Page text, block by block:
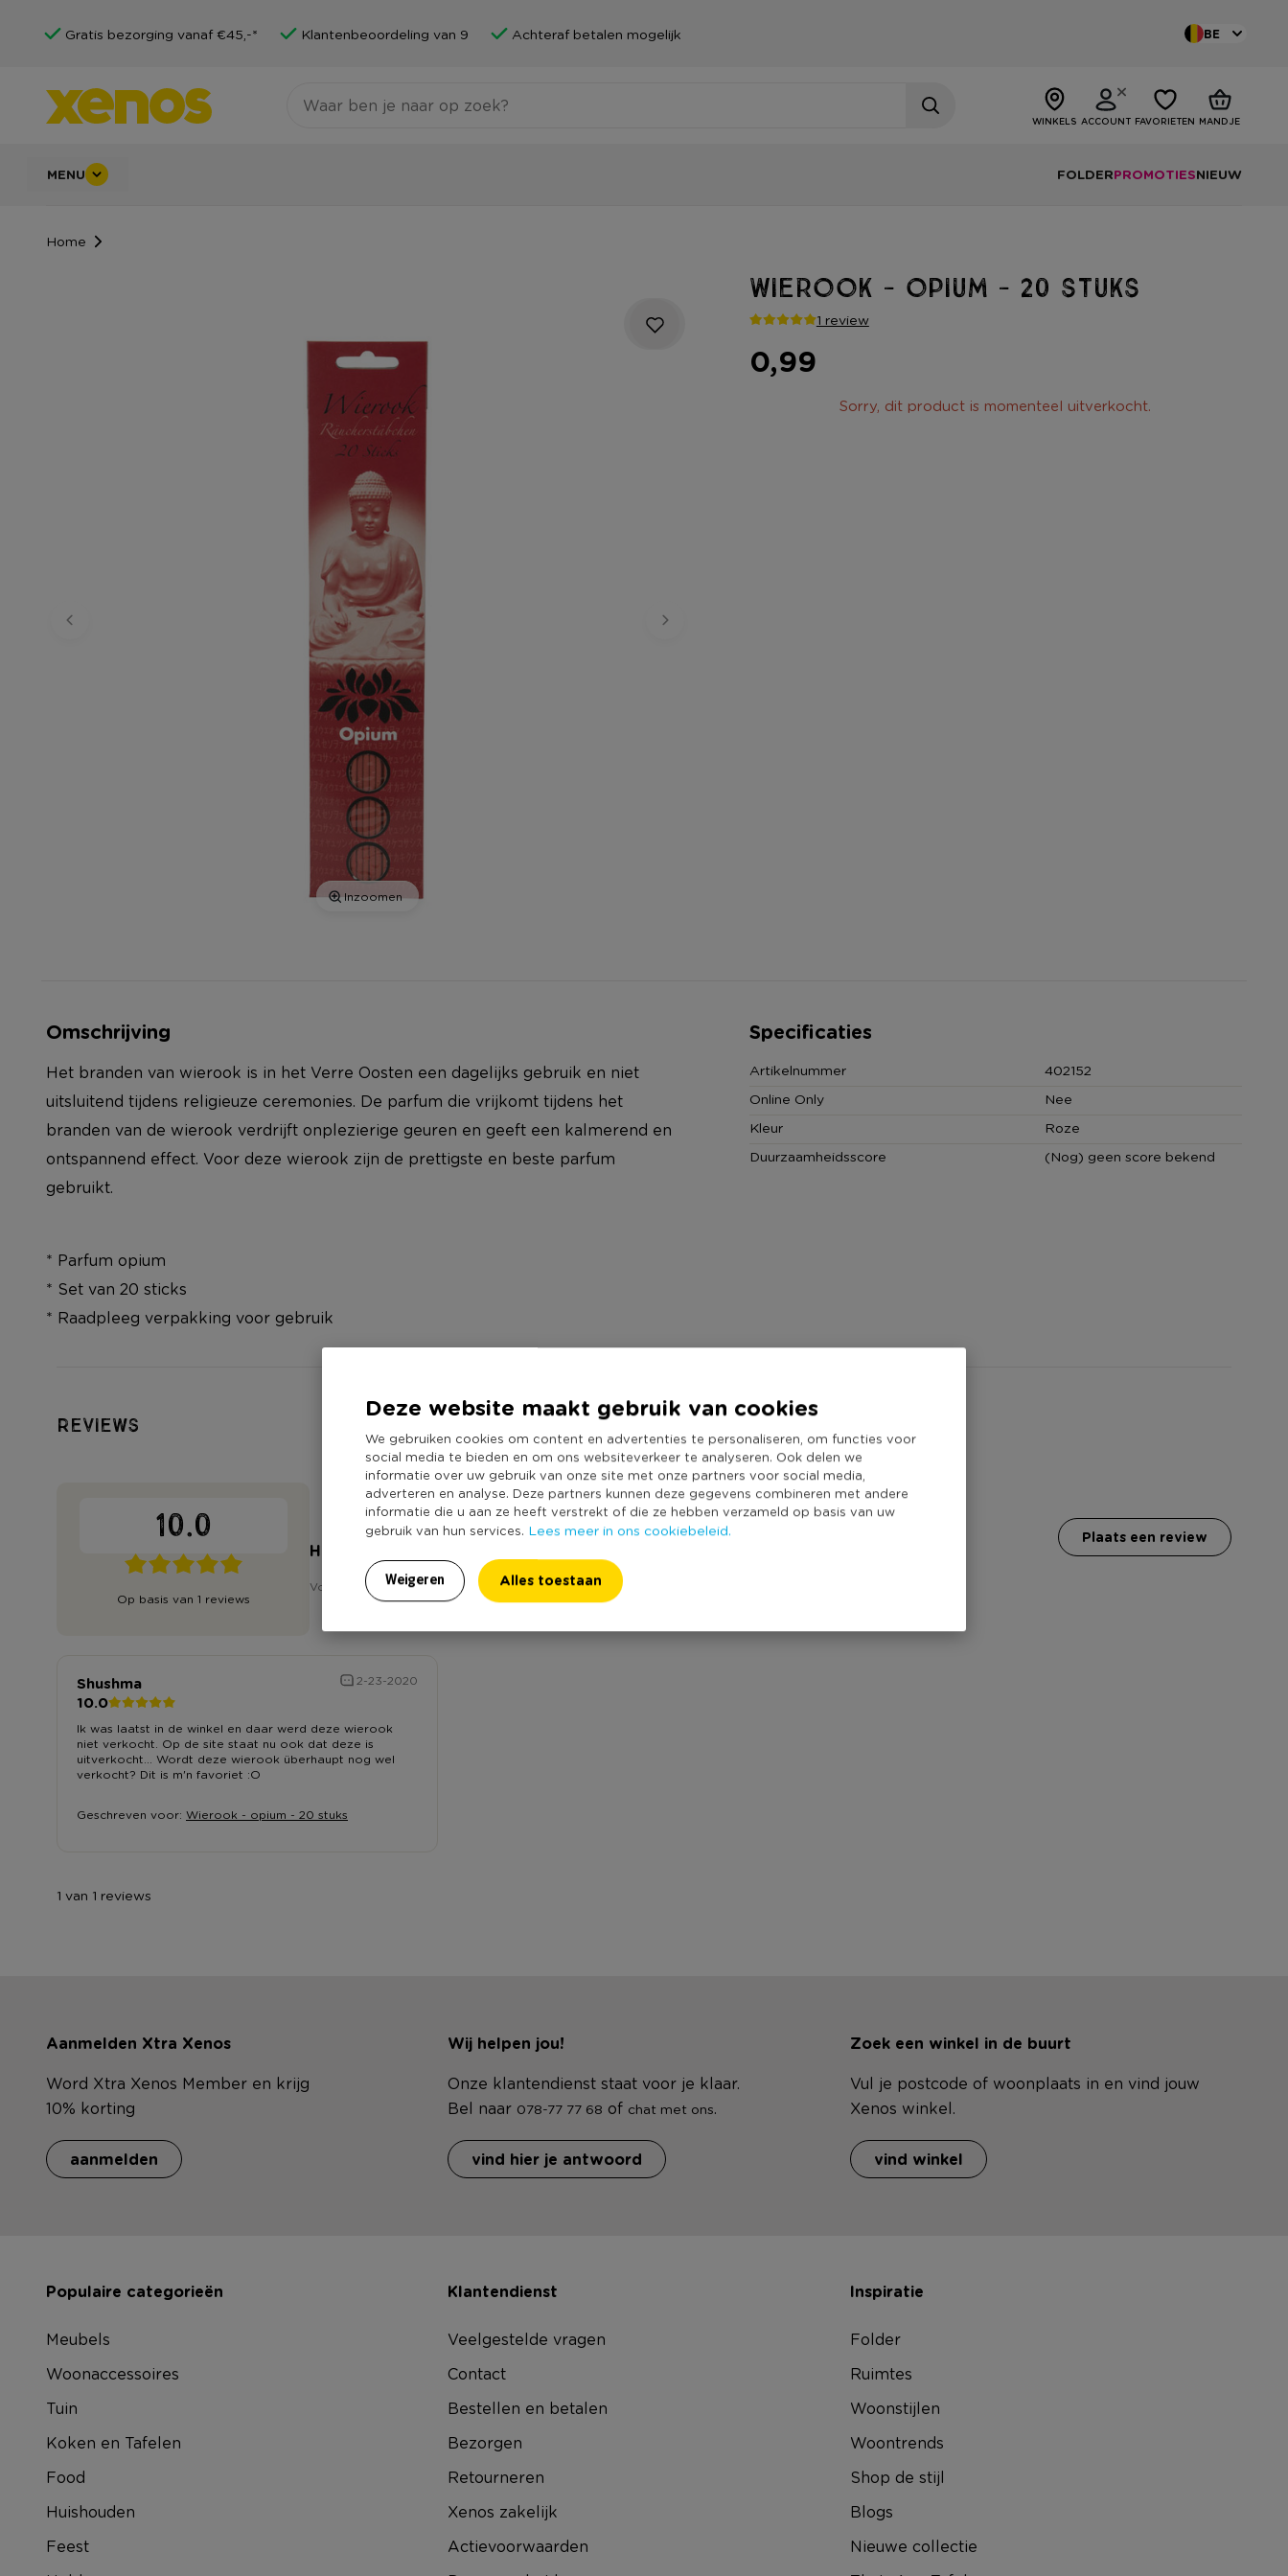
Deze website maakt gebruik van cookies
We gebruiken cookies om content en advertenties te personaliseren, om functies voor
social media te bieden en om ons websiteverkeer te analyseren. Ook delen we
informatie over uw gebruik van onze site met onze partners voor social media,
adverteren en analyse. Deze partners kunnen deze gegevens combineren met andere
informatie die u aan ze heeft verstrekt of die ze hebben verzameld op basis van uw
gebruik van hun services. Lees meer in ons cookiebeleid.
Weigeren Alles toestaan
Gratis bezorging vanaf €45,-* Klantenbeoordeling van 9 Achteraf betalen mogelijk BE
WINKELS ACCOUNT FAVORIETEN MANDJE
MENU FOLDERPROMOTIESNIEUW
Home
Inzoomen
Wierook - opium - 20 stuks
1 review
0,99
Sorry, dit product is momenteel uitverkocht.
Omschrijving
Het branden van wierook is in het Verre Oosten een dagelijks gebruik en niet
uitsluitend tijdens religieuze ceremonies. De parfum die vrijkomt tijdens het
branden van de wierook verdrijft onplezierige geuren en geeft een kalmerend en
ontspannend effect. Voor deze wierook zijn de prettigste en beste parfum
gebruikt.
* Parfum opium
* Set van 20 sticks
* Raadpleeg verpakking voor gebruik
Specificaties
Artikelnummer
402152
Online Only
Nee
Kleur
Roze
Duurzaamheidsscore
(Nog) geen score bekend
Reviews
10.0
Op basis van 1 reviews
Heb jij 'Wierook - opium - 20 stuks'? Schrijf een review!
Voor het schrijven van een review is een geldig e-mail adres nodig ter verificatie.
plaats een review
Shushma 2-23-2020
10.0
Ik was laatst in de winkel en daar werd deze wierook
niet verkocht. Op de site staat nu ook dat deze is
uitverkocht... Wordt deze wierook überhaupt nog wel
verkocht? Dit is m'n favoriet :O
Geschreven voor: Wierook - opium - 20 stuks
1 van 1 reviews
Aanmelden Xtra Xenos
Word Xtra Xenos Member en krijg
10% korting
aanmelden
Wij helpen jou!
Onze klantendienst staat voor je klaar.
Bel naar 078-77 77 68 of chat met ons.
vind hier je antwoord
Zoek een winkel in de buurt
Vul je postcode of woonplaats in en vind jouw
Xenos winkel.
vind winkel
Populaire categorieën
Meubels
Woonaccessoires
Tuin
Koken en Tafelen
Food
Huishouden
Feest
Klantendienst
Veelgestelde vragen
Contact
Bestellen en betalen
Bezorgen
Retourneren
Xenos zakelijk
Actievoorwaarden
Inspiratie
Folder
Ruimtes
Woonstijlen
Woontrends
Shop de stijl
Blogs
Nieuwe collectie